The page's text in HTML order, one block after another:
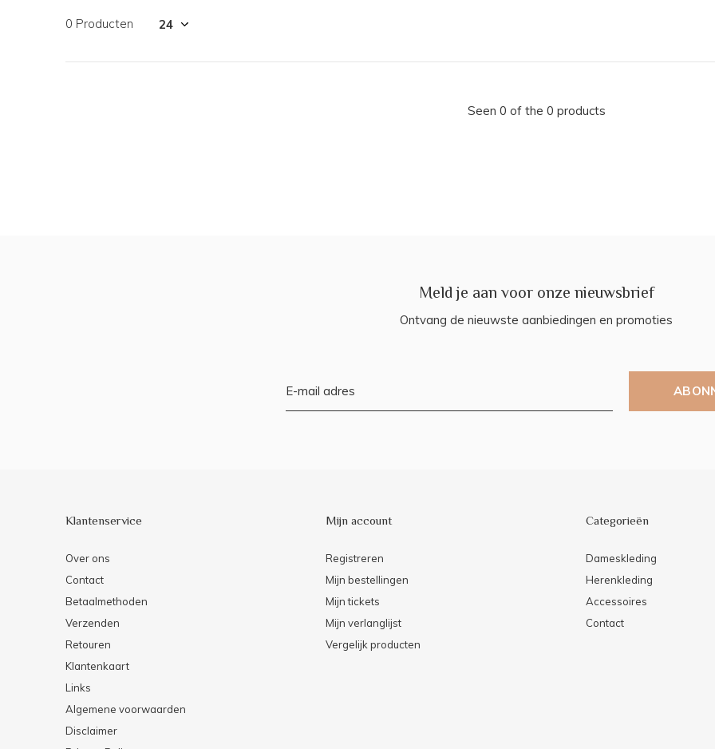
0 Producten
Seen 0 of the 0 products
Meld je aan voor onze nieuwsbrief
Ontvang de nieuwste aanbiedingen en promoties
Klantenservice
Over ons
Contact
Betaalmethoden
Verzenden
Retouren
Klantenkaart
Links
Algemene voorwaarden
Disclaimer
Mijn account
Registreren
Mijn bestellingen
Mijn tickets
Mijn verlanglijst
Vergelijk producten
Categorieën
Dameskleding
Herenkleding
Accessoires
Contact